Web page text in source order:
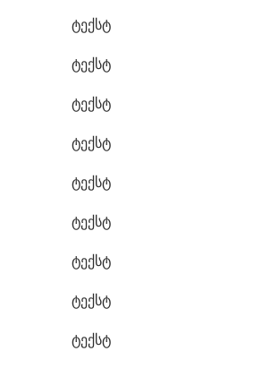
ტექსტ
ტექსტ
ტექსტ
ტექსტ
ტექსტ
ტექსტ
ტექსტ
ტექსტ
ტექსტ